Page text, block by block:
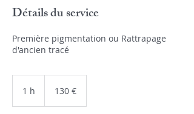
Détails du service
Première pigmentation ou Rattrapage
d'ancien tracé
1 h 130 €